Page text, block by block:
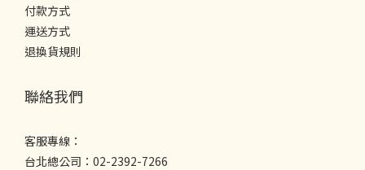
付款方式
運送方式
退換貨規則
聯絡我們
客服專線：
台北總公司：02-2392-7266